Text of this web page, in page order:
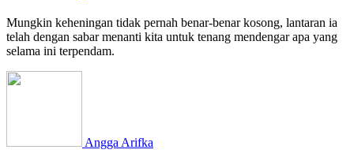
Mungkin keheningan tidak pernah benar-benar kosong, lantaran ia
telah dengan sabar menanti kita untuk tenang mendengar apa yang
selama ini terpendam.
Angga Arifka